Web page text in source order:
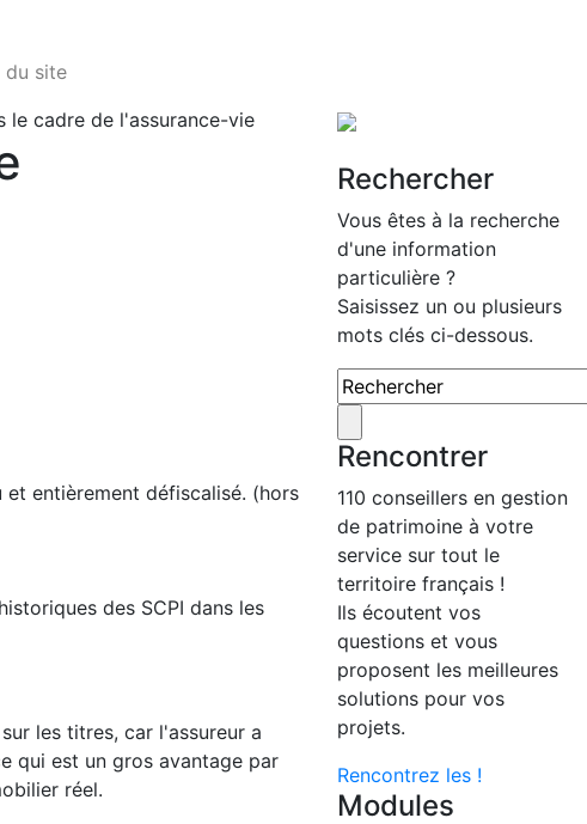
du site
le cadre de l'assurance-vie
entièrement défiscalisé. (hors
des SCPI dans les
les titres, car l'assureur a
qui est un gros avantage par
réel.
Rechercher
Vous êtes à la recherche
d'une information
particulière ?
Saisissez un ou plusieurs
mots clés ci-dessous.
Rencontrer
110 conseillers en gestion
de patrimoine à votre
service sur tout le
territoire français !
Ils écoutent vos
questions et vous
proposent les meilleures
solutions pour vos
projets.
Rencontrez les !
Modules